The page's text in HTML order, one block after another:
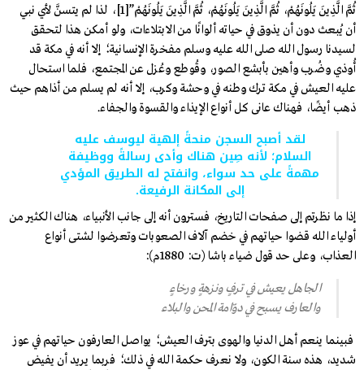
ثُمَّ الَّذِينَ يَلُونَهُمْ، ثُمَّ الَّذِينَ يَلُونَهُمْ، ثُمَّ الَّذِينَ يَلُونَهُمْ”[1]، لذا لم يتسنَّ لأي نبي
أن يُبعث دون أن يذوق في حياته ألوانًا من الابتلاءات، ولو أمكن هذا لتحقق
لسيدنا رسول الله صلى الله عليه وسلم مفخرة الإنسانية؛ إلا أنه في مكة قد
أُوذي وضُرب وأهين بأبشع الصور، وقُوطع وعُزل عن المجتمع، فلما استحال
عليه العيش في مكة ترك وطنه في وحشة وكرب، إلا أنه لم يسلم من أذاهم حيث
ذهب أيضًا، فهناك عانى كل أنواع الإيذاء والقسوة والجفاء.
لقد أصبح السجن منحةً إلهية ليوسف عليه
السلام؛ لأنه صِين هناك وأدى رسالةً ووظيفة
مهمةً على حد سواء، وانفتح له الطريق المؤدي
إلى المكانة الرفيعة.
إذا ما نظرتم إلى صفحات التاريخ، فسترون أنه إلى جانب الأنبياء، هناك الكثير من
أولياء الله قضوا حياتهم في خضم آلاف الصعوبات وتعرضوا لشتى أنواع
العذاب، وعلى حد قول ضياء باشا (ت: 1880م):
الجاهل يعيش في ترفٍ ونزهةٍ ورخاءٍ
والعارف يسبح في دوّامة المحن والبلاء
فبينما ينعم أهل الدنيا والهوى بترف العيش؛ يواصل العارفون حياتهم في عوز
شديد، هذه سنة الكون، ولا نعرف حكمة الله في ذلك؛ فربما يريد أن يفيض